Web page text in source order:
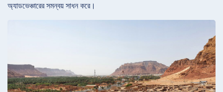
অ্যাডভেঞ্চারের সমন্বয় সাধন করে।